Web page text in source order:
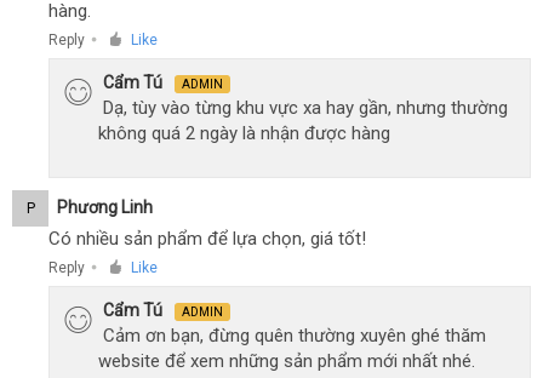
hàng.
Reply ● Like
Cẩm Tú ADMIN
Dạ, tùy vào từng khu vực xa hay gần, nhưng thường
không quá 2 ngày là nhận được hàng
P Phương Linh
Có nhiều sản phẩm để lựa chọn, giá tốt!
Reply ● Like
Cẩm Tú ADMIN
Cảm ơn bạn, đừng quên thường xuyên ghé thăm
website để xem những sản phẩm mới nhất nhé.